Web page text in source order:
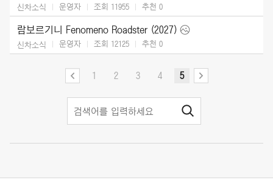
신차소식 운영자 조회 11955 추천 0
람보르기니 Fenomeno Roadster (2027)
신차소식 운영자 조회 12125 추천 0
1 2 3 4 5